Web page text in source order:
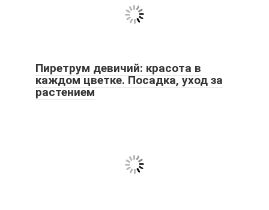
Пиретрум девичий: красота в
каждом цветке. Посадка, уход за
растением